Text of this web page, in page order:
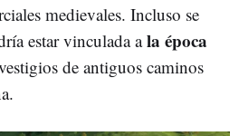
medievales. Incluso se
estar vinculada ala época
de antiguos caminos